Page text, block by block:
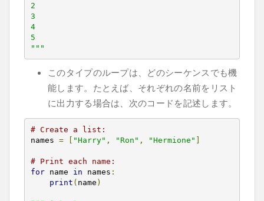
2
3
4
5
"""
このタイプのループは、どのシーケンスでも機
能します。たとえば、それぞれの名前をリスト
に出力する場合は、次のコードを記述します。
# Create a list:
names = [ "Harry" , "Ron" , "Hermione" ]
# Print each name:
for name in names :
print ( name )